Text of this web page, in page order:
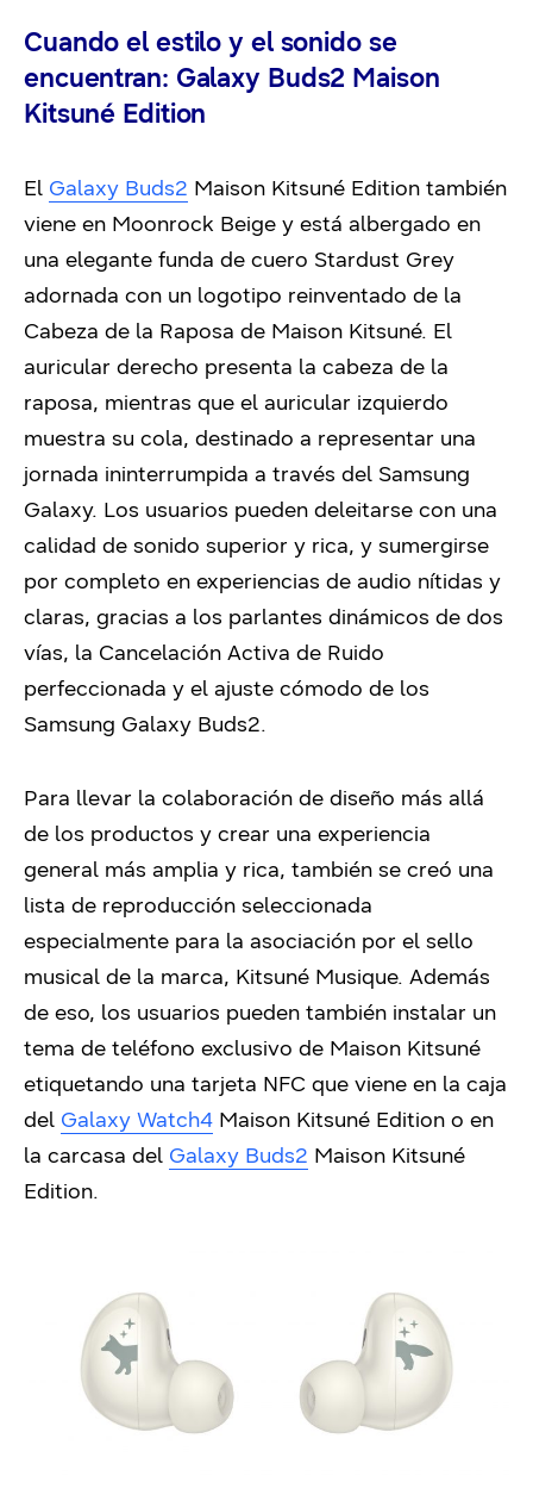
Cuando el estilo y el sonido se
encuentran: Galaxy Buds2 Maison
Kitsuné Edition
El Galaxy Buds2 Maison Kitsuné Edition también
viene en Moonrock Beige y está albergado en
una elegante funda de cuero Stardust Grey
adornada con un logotipo reinventado de la
Cabeza de la Raposa de Maison Kitsuné. El
auricular derecho presenta la cabeza de la
raposa, mientras que el auricular izquierdo
muestra su cola, destinado a representar una
jornada ininterrumpida a través del Samsung
Galaxy. Los usuarios pueden deleitarse con una
calidad de sonido superior y rica, y sumergirse
por completo en experiencias de audio nítidas y
claras, gracias a los parlantes dinámicos de dos
vías, la Cancelación Activa de Ruido
perfeccionada y el ajuste cómodo de los
Samsung Galaxy Buds2.
Para llevar la colaboración de diseño más allá
de los productos y crear una experiencia
general más amplia y rica, también se creó una
lista de reproducción seleccionada
especialmente para la asociación por el sello
musical de la marca, Kitsuné Musique. Además
de eso, los usuarios pueden también instalar un
tema de teléfono exclusivo de Maison Kitsuné
etiquetando una tarjeta NFC que viene en la caja
del Galaxy Watch4 Maison Kitsuné Edition o en
la carcasa del Galaxy Buds2 Maison Kitsuné
Edition.